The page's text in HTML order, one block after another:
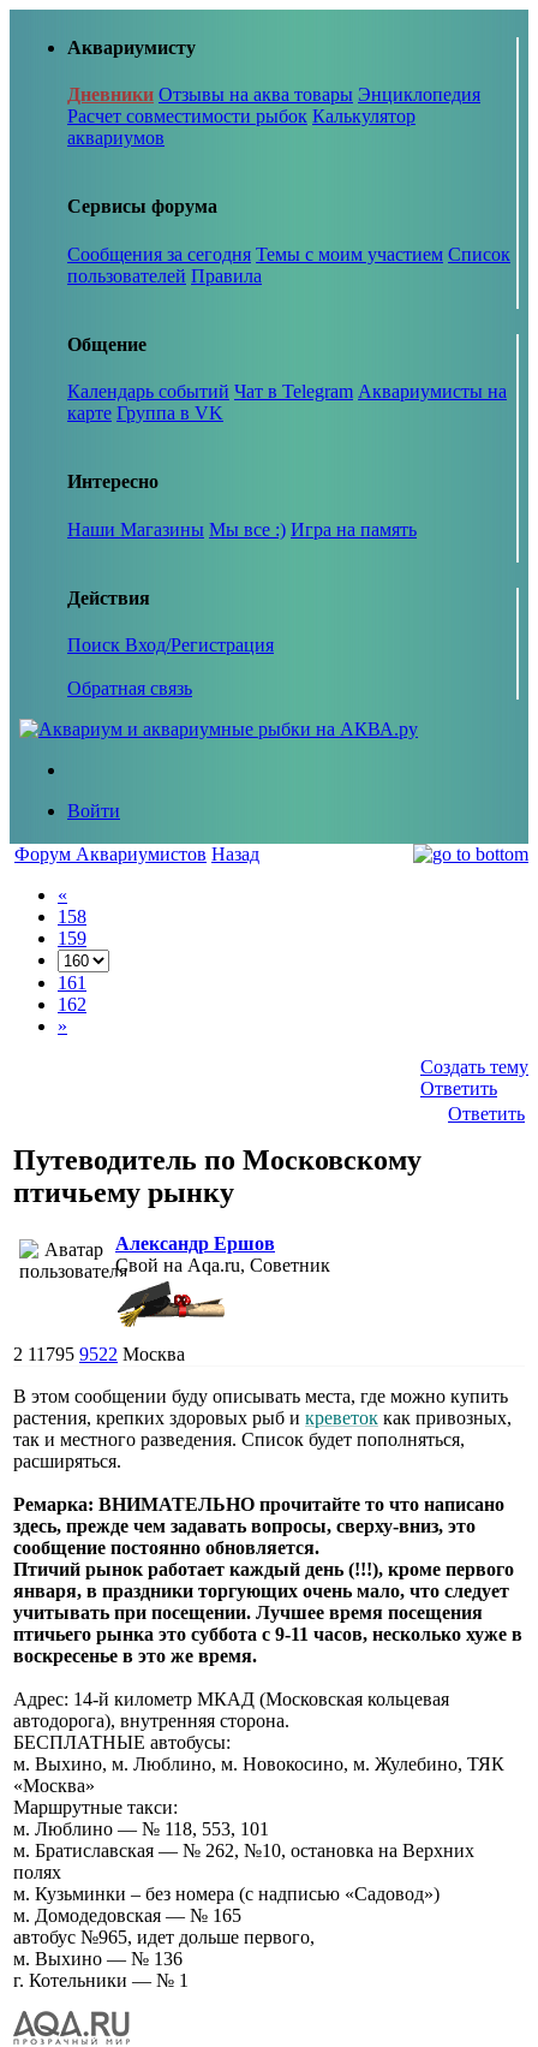
Аквариумисту
Дневники Отзывы на аква товары Энциклопедия
Расчет совместимости рыбок Калькулятор
аквариумов
Сервисы форума
Сообщения за сегодня Темы с моим участием Список
пользователей Правила
Общение
Календарь событий Чат в Telegram Аквариумисты на
карте Группа в VK
Интересно
Наши Магазины Мы все :) Игра на память
Действия
Поиск Вход/Регистрация
Обратная связь
Войти
Форум Аквариумистов Назад
«
158
159
161
162
»
Создать тему
Ответить
Ответить
Путеводитель по Московскому
птичьему рынку
Александр Ершов
Свой на Aqa.ru, Советник
2 11795 9522 Москва
В этом сообщении буду описывать места, где можно купить
растения, крепких здоровых рыб и креветок как привозных,
так и местного разведения. Список будет пополняться,
расширяться.
Ремарка: ВНИМАТЕЛЬНО прочитайте то что написано
здесь, прежде чем задавать вопросы, сверху-вниз, это
сообщение постоянно обновляется.
Птичий рынок работает каждый день (!!!), кроме первого
января, в праздники торгующих очень мало, что следует
учитывать при посещении. Лучшее время посещения
птичьего рынка это суббота с 9-11 часов, несколько хуже в
воскресенье в это же время.
Адрес: 14-й километр МКАД (Московская кольцевая
автодорога), внутренняя сторона.
БЕСПЛАТНЫЕ автобусы:
м. Выхино, м. Люблино, м. Новокосино, м. Жулебино, ТЯК
«Москва»
Маршрутные такси:
м. Люблино — № 118, 553, 101
м. Братиславская — № 262, №10, остановка на Верхних
полях
м. Кузьминки – без номера (с надписью «Садовод»)
м. Домодедовская — № 165
автобус №965, идет дольше первого,
м. Выхино — № 136
г. Котельники — № 1